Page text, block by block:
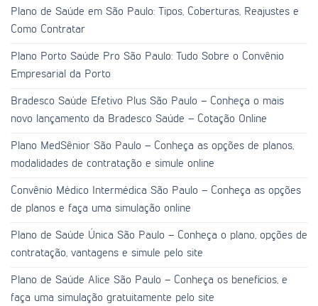
Plano de Saúde em São Paulo: Tipos, Coberturas, Reajustes e
Como Contratar
Plano Porto Saúde Pro São Paulo: Tudo Sobre o Convênio
Empresarial da Porto
Bradesco Saúde Efetivo Plus São Paulo – Conheça o mais
novo lançamento da Bradesco Saúde – Cotação Online
Plano MedSênior São Paulo – Conheça as opções de planos,
modalidades de contratação e simule online
Convênio Médico Intermédica São Paulo – Conheça as opções
de planos e faça uma simulação online
Plano de Saúde Única São Paulo – Conheça o plano, opções de
contratação, vantagens e simule pelo site
Plano de Saúde Alice São Paulo – Conheça os benefícios, e
faça uma simulação gratuitamente pelo site